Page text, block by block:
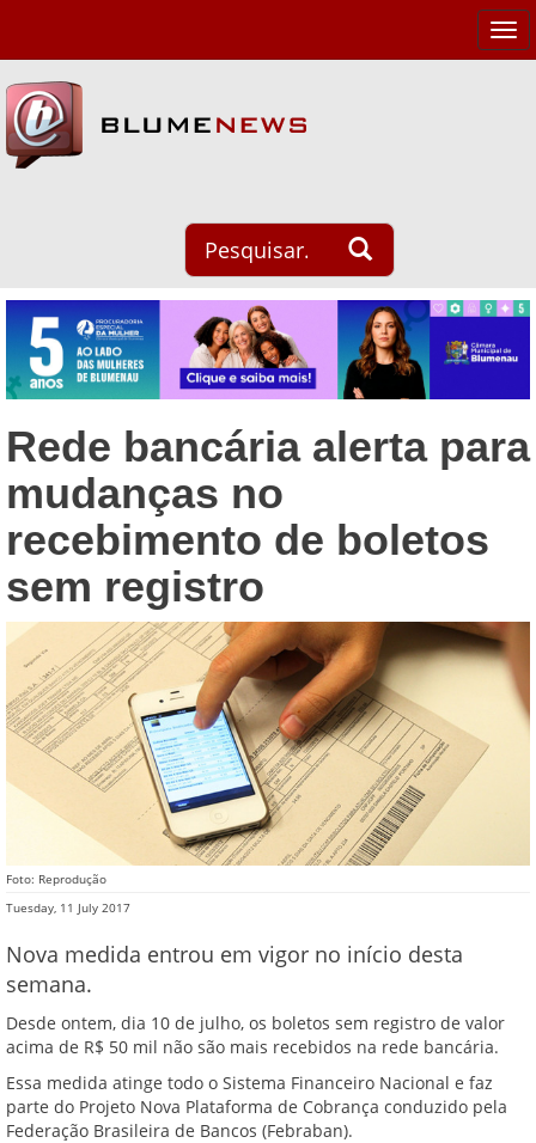
Rede bancária alerta para
mudanças no
recebimento de boletos
sem registro
Foto: Reprodução
Tuesday, 11 July 2017
Nova medida entrou em vigor no início desta
semana.
Desde ontem, dia 10 de julho, os boletos sem registro de valor
acima de R$ 50 mil não são mais recebidos na rede bancária.
Essa medida atinge todo o Sistema Financeiro Nacional e faz
parte do Projeto Nova Plataforma de Cobrança conduzido pela
Federação Brasileira de Bancos (Febraban).